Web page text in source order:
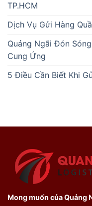
TP.HCM
Dịch Vụ Gửi Hàng
Quảng Ngãi Đón
Cung Ứng
5 Điều Cần Biết Khi
Mong muốn của Quảng